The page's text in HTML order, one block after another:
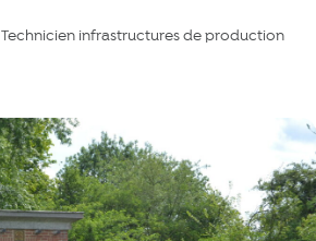
Technicien infrastructures de production